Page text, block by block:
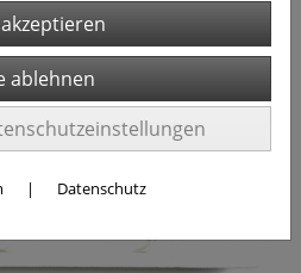
| Datenschutz